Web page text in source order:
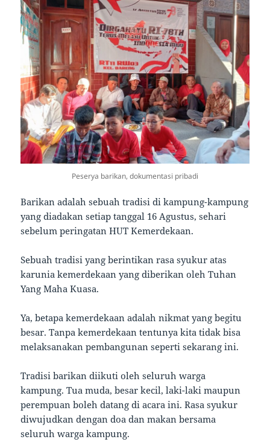
Peserya barikan, dokumentasi pribadi
Barikan adalah sebuah tradisi di kampung-kampung
yang diadakan setiap tanggal 16 Agustus, sehari
sebelum peringatan HUT Kemerdekaan.
Sebuah tradisi yang berintikan rasa syukur atas
karunia kemerdekaan yang diberikan oleh Tuhan
Yang Maha Kuasa.
Ya, betapa kemerdekaan adalah nikmat yang begitu
besar. Tanpa kemerdekaan tentunya kita tidak bisa
melaksanakan pembangunan seperti sekarang ini.
Tradisi barikan diikuti oleh seluruh warga
kampung. Tua muda, besar kecil, laki-laki maupun
perempuan boleh datang di acara ini. Rasa syukur
diwujudkan dengan doa dan makan bersama
seluruh warga kampung.